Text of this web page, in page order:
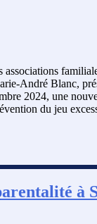
André Blanc,
2024, une
du jeu
à